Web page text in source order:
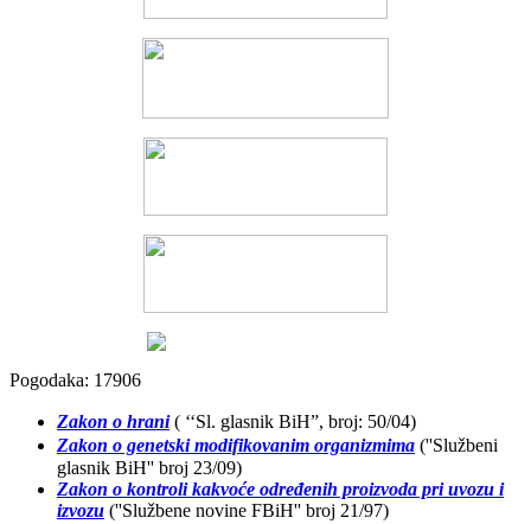
Pogodaka: 17906
Zakon o hrani( ‘‘Sl. glasnik BiH”, broj: 50/04)
Zakon o genetski modifikovanim organizmima (''Službeni
glasnik BiH'' broj 23/09)
Zakon o kontroli kakvoće određenih proizvoda pri uvozu i
izvozu (''Službene novine FBiH'' broj 21/97)